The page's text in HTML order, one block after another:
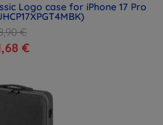
Logo case for iPhone 17 Pro
€
€